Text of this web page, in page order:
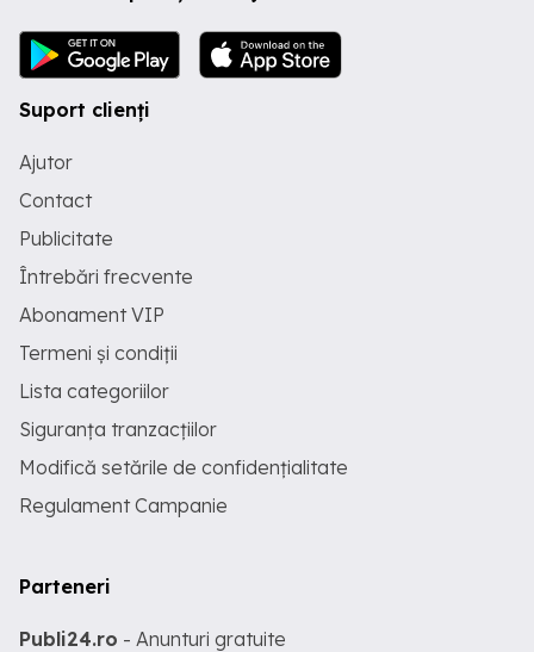
Suport clienți
Ajutor
Contact
Publicitate
Întrebări frecvente
Abonament VIP
Termeni și condiții
Lista categoriilor
Siguranța tranzacțiilor
Modifică setările de confidențialitate
Regulament Campanie
Parteneri
Publi24.ro - Anunturi gratuite